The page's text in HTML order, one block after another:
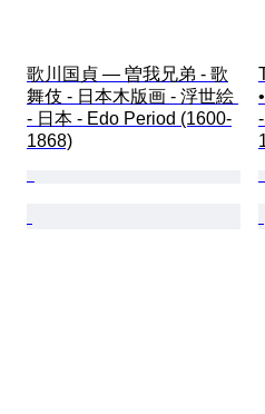
歌川国貞 — 曽我兄弟 - 歌
舞伎 - 日本木版画 - 浮世絵
- 日本 - Edo Period (1600-
1868)